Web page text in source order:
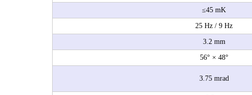
≤45 mK
25 Hz / 9 Hz
3.2 mm
56° × 48°
3.75 mrad